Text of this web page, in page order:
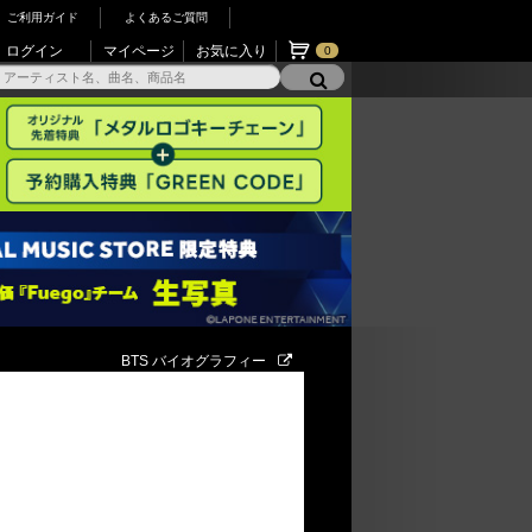
ご利用ガイド よくあるご質問
ログイン マイページ お気に入り 0
BTS バイオグラフィー